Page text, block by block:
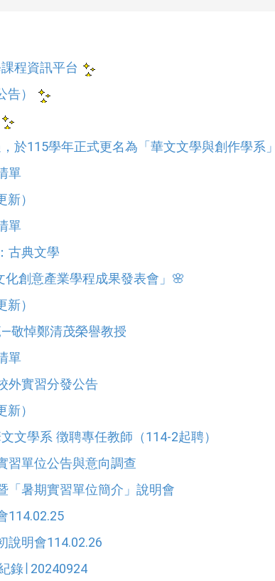
程資訊平台
告）
於115學年正式更名為「華文文學與創作學系」
單
）
單
古典文學
創意產業學程成果發表會」🌸
）
敬悼鄭清茂榮譽教授
單
外實習分發公告
）
文學系 徴聘專任教師（114-2起聘）
習單位公告與意向調查
「暑期實習單位簡介」說明會
114.02.25
說明會114.02.26
錄∣ 20240924